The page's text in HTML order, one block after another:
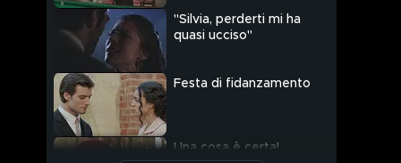
"Silvia, perderti mi ha
quasi ucciso"
Festa di fidanzamento
Una cosa è certa!